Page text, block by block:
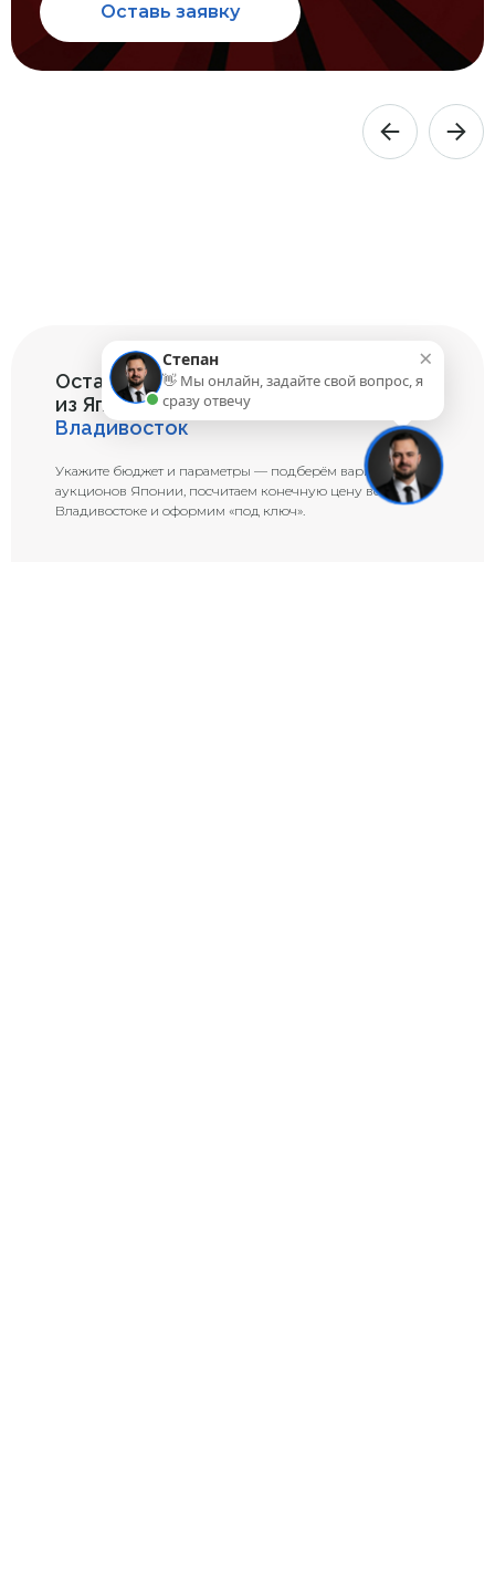
Оставь заявку
Оставьте заявку на подбор авто
из Японии под заказ
Владивосток
Укажите бюджет и параметры — подберём варианты с
аукционов Японии, посчитаем конечную цену во
Владивостоке и оформим «под ключ».
×
Степан
👋 Мы онлайн, задайте свой вопрос, я
сразу отвечу